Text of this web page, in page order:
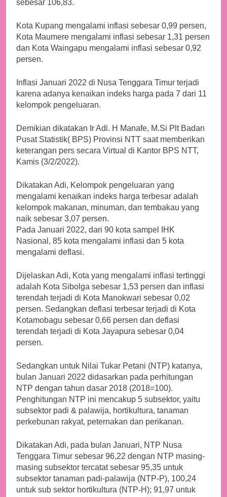
sebesar 106,83.
Kota Kupang mengalami inflasi sebesar 0,99 persen,
Kota Maumere mengalami inflasi sebesar 1,31 persen
dan Kota Waingapu mengalami inflasi sebesar 0,92
persen.
Inflasi Januari 2022 di Nusa Tenggara Timur terjadi
karena adanya kenaikan indeks harga pada 7 dari 11
kelompok pengeluaran.
Demikian dikatakan Ir Adi. H Manafe, M.Si Plt Badan
Pusat Statistik( BPS) Provinsi NTT saat memberikan
keterangan pers secara Virtual di Kantor BPS NTT,
Kamis (3/2/2022).
Dikatakan Adi, Kelompok pengeluaran yang
mengalami kenaikan indeks harga terbesar adalah
kelompok makanan, minuman, dan tembakau yang
naik sebesar 3,07 persen.
Pada Januari 2022, dari 90 kota sampel IHK
Nasional, 85 kota mengalami inflasi dan 5 kota
mengalami deflasi.
Dijelaskan Adi, Kota yang mengalami inflasi tertinggi
adalah Kota Sibolga sebesar 1,53 persen dan inflasi
terendah terjadi di Kota Manokwari sebesar 0,02
persen. Sedangkan deflasi terbesar terjadi di Kota
Kotamobagu sebesar 0,66 persen dan deflasi
terendah terjadi di Kota Jayapura sebesar 0,04
persen.
Sedangkan untuk Nilai Tukar Petani (NTP) katanya,
bulan Januari 2022 didasarkan pada perhitungan
NTP dengan tahun dasar 2018 (2018=100).
Penghitungan NTP ini mencakup 5 subsektor, yaitu
subsektor padi & palawija, hortikultura, tanaman
perkebunan rakyat, peternakan dan perikanan.
Dikatakan Adi, pada bulan Januari, NTP Nusa
Tenggara Timur sebesar 96,22 dengan NTP masing-
masing subsektor tercatat sebesar 95,35 untuk
subsektor tanaman padi-palawija (NTP-P), 100,24
untuk sub sektor hortikultura (NTP-H); 91,97 untuk